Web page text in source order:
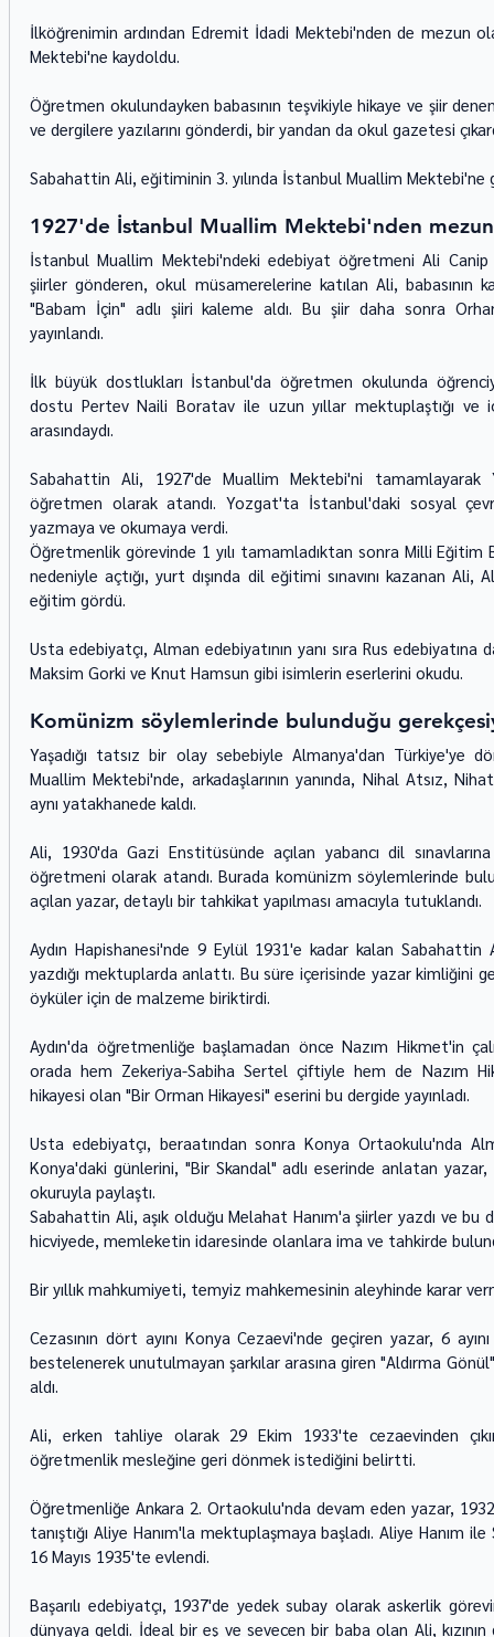
İlköğrenimin ardından Edremit İdadi Mektebi'nden de mezun
Mektebi'ne kaydoldu.
Öğretmen okulundayken babasının teşvikiyle hikaye ve şiir
ve dergilere yazılarını gönderdi, bir yandan da okul gazetesi
Sabahattin Ali, eğitiminin 3. yılında İstanbul Muallim Mektebi'ne
1927'de İstanbul Muallim Mektebi'nden
İstanbul Muallim Mektebi'ndeki edebiyat öğretmeni Ali
şiirler gönderen, okul müsamerelerine katılan Ali,
"Babam İçin" adlı şiiri kaleme aldı. Bu şiir daha sonra
yayınlandı.
İlk büyük dostlukları İstanbul'da öğretmen okulunda
dostu Pertev Naili Boratav ile uzun yıllar mektuplaştığı ve
arasındaydı.
Sabahattin Ali, 1927'de Muallim Mektebi'ni tamamlayarak
öğretmen olarak atandı. Yozgat'ta İstanbul'daki sosyal
yazmaya ve okumaya verdi.
Öğretmenlik görevinde 1 yılı tamamladıktan sonra Milli Eğitim
nedeniyle açtığı, yurt dışında dil eğitimi sınavını kazanan
eğitim gördü.
Usta edebiyatçı, Alman edebiyatının yanı sıra Rus
Maksim Gorki ve Knut Hamsun gibi isimlerin eserlerini okudu.
Komünizm söylemlerinde bulunduğu
Yaşadığı tatsız bir olay sebebiyle Almanya'dan Türkiye'ye
Muallim Mektebi'nde, arkadaşlarının yanında, Nihal Atsız,
aynı yatakhanede kaldı.
Ali, 1930'da Gazi Enstitüsünde açılan yabancı dil
öğretmeni olarak atandı. Burada komünizm söylemlerinde
açılan yazar, detaylı bir tahkikat yapılması amacıyla tutuklandı.
Aydın Hapishanesi'nde 9 Eylül 1931'e kadar kalan Sabahattin
yazdığı mektuplarda anlattı. Bu süre içerisinde yazar kimliğini
öyküler için de malzeme biriktirdi.
Aydın'da öğretmenliğe başlamadan önce Nazım Hikmet'in
orada hem Zekeriya-Sabiha Sertel çiftiyle hem de Nazım
hikayesi olan "Bir Orman Hikayesi" eserini bu dergide yayınladı.
Usta edebiyatçı, beraatından sonra Konya Ortaokulu'nda
Konya'daki günlerini, "Bir Skandal" adlı eserinde anlatan yazar,
okuruyla paylaştı.
Sabahattin Ali, aşık olduğu Melahat Hanım'a şiirler yazdı ve bu
hicviyede, memleketin idaresinde olanlara ima ve tahkirde
Bir yıllık mahkumiyeti, temyiz mahkemesinin aleyhinde karar
Cezasının dört ayını Konya Cezaevi'nde geçiren yazar, 6
bestelenerek unutulmayan şarkılar arasına giren "Aldırma
aldı.
Ali, erken tahliye olarak 29 Ekim 1933'te cezaevinden
öğretmenlik mesleğine geri dönmek istediğini belirtti.
Öğretmenliğe Ankara 2. Ortaokulu'nda devam eden yazar,
tanıştığı Aliye Hanım'la mektuplaşmaya başladı. Aliye Hanım
16 Mayıs 1935'te evlendi.
Başarılı edebiyatçı, 1937'de yedek subay olarak askerlik
dünyaya geldi. İdeal bir eş ve sevecen bir baba olan Ali,